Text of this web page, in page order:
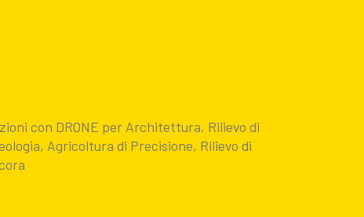
con DRONE per Architettura, Rilievo di
Agricoltura di Precisione, Rilievo di